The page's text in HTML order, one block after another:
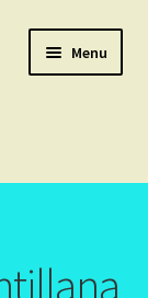
Menu
Ouvrir